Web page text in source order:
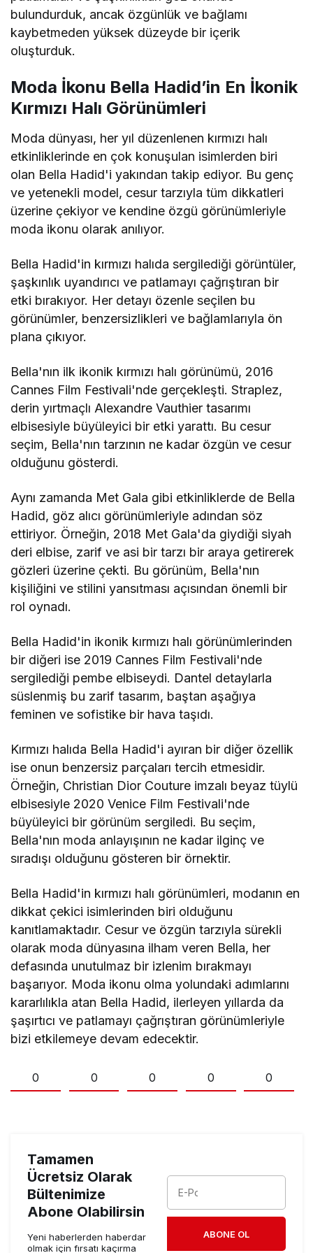
bulundurduk, ancak özgünlük ve bağlamı
kaybetmeden yüksek düzeyde bir içerik
oluşturduk.
Moda İkonu Bella Hadid’in En İkonik
Kırmızı Halı Görünümleri
Moda dünyası, her yıl düzenlenen kırmızı halı
etkinliklerinde en çok konuşulan isimlerden biri
olan Bella Hadid'i yakından takip ediyor. Bu genç
ve yetenekli model, cesur tarzıyla tüm dikkatleri
üzerine çekiyor ve kendine özgü görünümleriyle
moda ikonu olarak anılıyor.
Bella Hadid'in kırmızı halıda sergilediği görüntüler,
şaşkınlık uyandırıcı ve patlamayı çağrıştıran bir
etki bırakıyor. Her detayı özenle seçilen bu
görünümler, benzersizlikleri ve bağlamlarıyla ön
plana çıkıyor.
Bella'nın ilk ikonik kırmızı halı görünümü, 2016
Cannes Film Festivali'nde gerçekleşti. Straplez,
derin yırtmaçlı Alexandre Vauthier tasarımı
elbisesiyle büyüleyici bir etki yarattı. Bu cesur
seçim, Bella'nın tarzının ne kadar özgün ve cesur
olduğunu gösterdi.
Aynı zamanda Met Gala gibi etkinliklerde de Bella
Hadid, göz alıcı görünümleriyle adından söz
ettiriyor. Örneğin, 2018 Met Gala'da giydiği siyah
deri elbise, zarif ve asi bir tarzı bir araya getirerek
gözleri üzerine çekti. Bu görünüm, Bella'nın
kişiliğini ve stilini yansıtması açısından önemli bir
rol oynadı.
Bella Hadid'in ikonik kırmızı halı görünümlerinden
bir diğeri ise 2019 Cannes Film Festivali'nde
sergilediği pembe elbiseydi. Dantel detaylarla
süslenmiş bu zarif tasarım, baştan aşağıya
feminen ve sofistike bir hava taşıdı.
Kırmızı halıda Bella Hadid'i ayıran bir diğer özellik
ise onun benzersiz parçaları tercih etmesidir.
Örneğin, Christian Dior Couture imzalı beyaz tüylü
elbisesiyle 2020 Venice Film Festivali'nde
büyüleyici bir görünüm sergiledi. Bu seçim,
Bella'nın moda anlayışının ne kadar ilginç ve
sıradışı olduğunu gösteren bir örnektir.
Bella Hadid'in kırmızı halı görünümleri, modanın en
dikkat çekici isimlerinden biri olduğunu
kanıtlamaktadır. Cesur ve özgün tarzıyla sürekli
olarak moda dünyasına ilham veren Bella, her
defasında unutulmaz bir izlenim bırakmayı
başarıyor. Moda ikonu olma yolundaki adımlarını
kararlılıkla atan Bella Hadid, ilerleyen yıllarda da
şaşırtıcı ve patlamayı çağrıştıran görünümleriyle
bizi etkilemeye devam edecektir.
0 0 0 0 0
Tamamen
Ücretsiz Olarak
Bültenimize
Abone Olabilirsin
Yeni haberlerden haberdar
olmak için fırsatı kaçırma
ABONE OL